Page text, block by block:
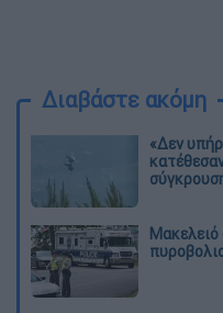
Διαβάστε ακόμη
«Δεν
Μακελειό